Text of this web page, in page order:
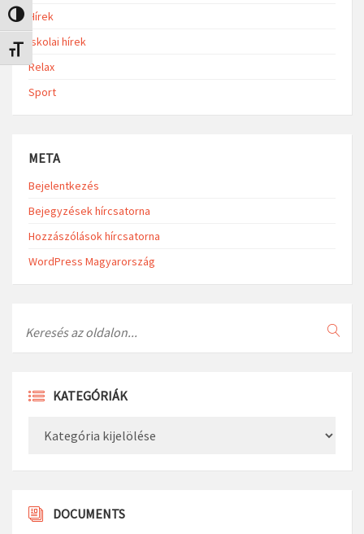
Nagy kontraszt váltása
Betűméret váltása
Hírek
Iskolai hírek
Relax
Sport
META
Bejelentkezés
Bejegyzések hírcsatorna
Hozzászólások hírcsatorna
WordPress Magyarország
KATEGÓRIÁK
DOCUMENTS